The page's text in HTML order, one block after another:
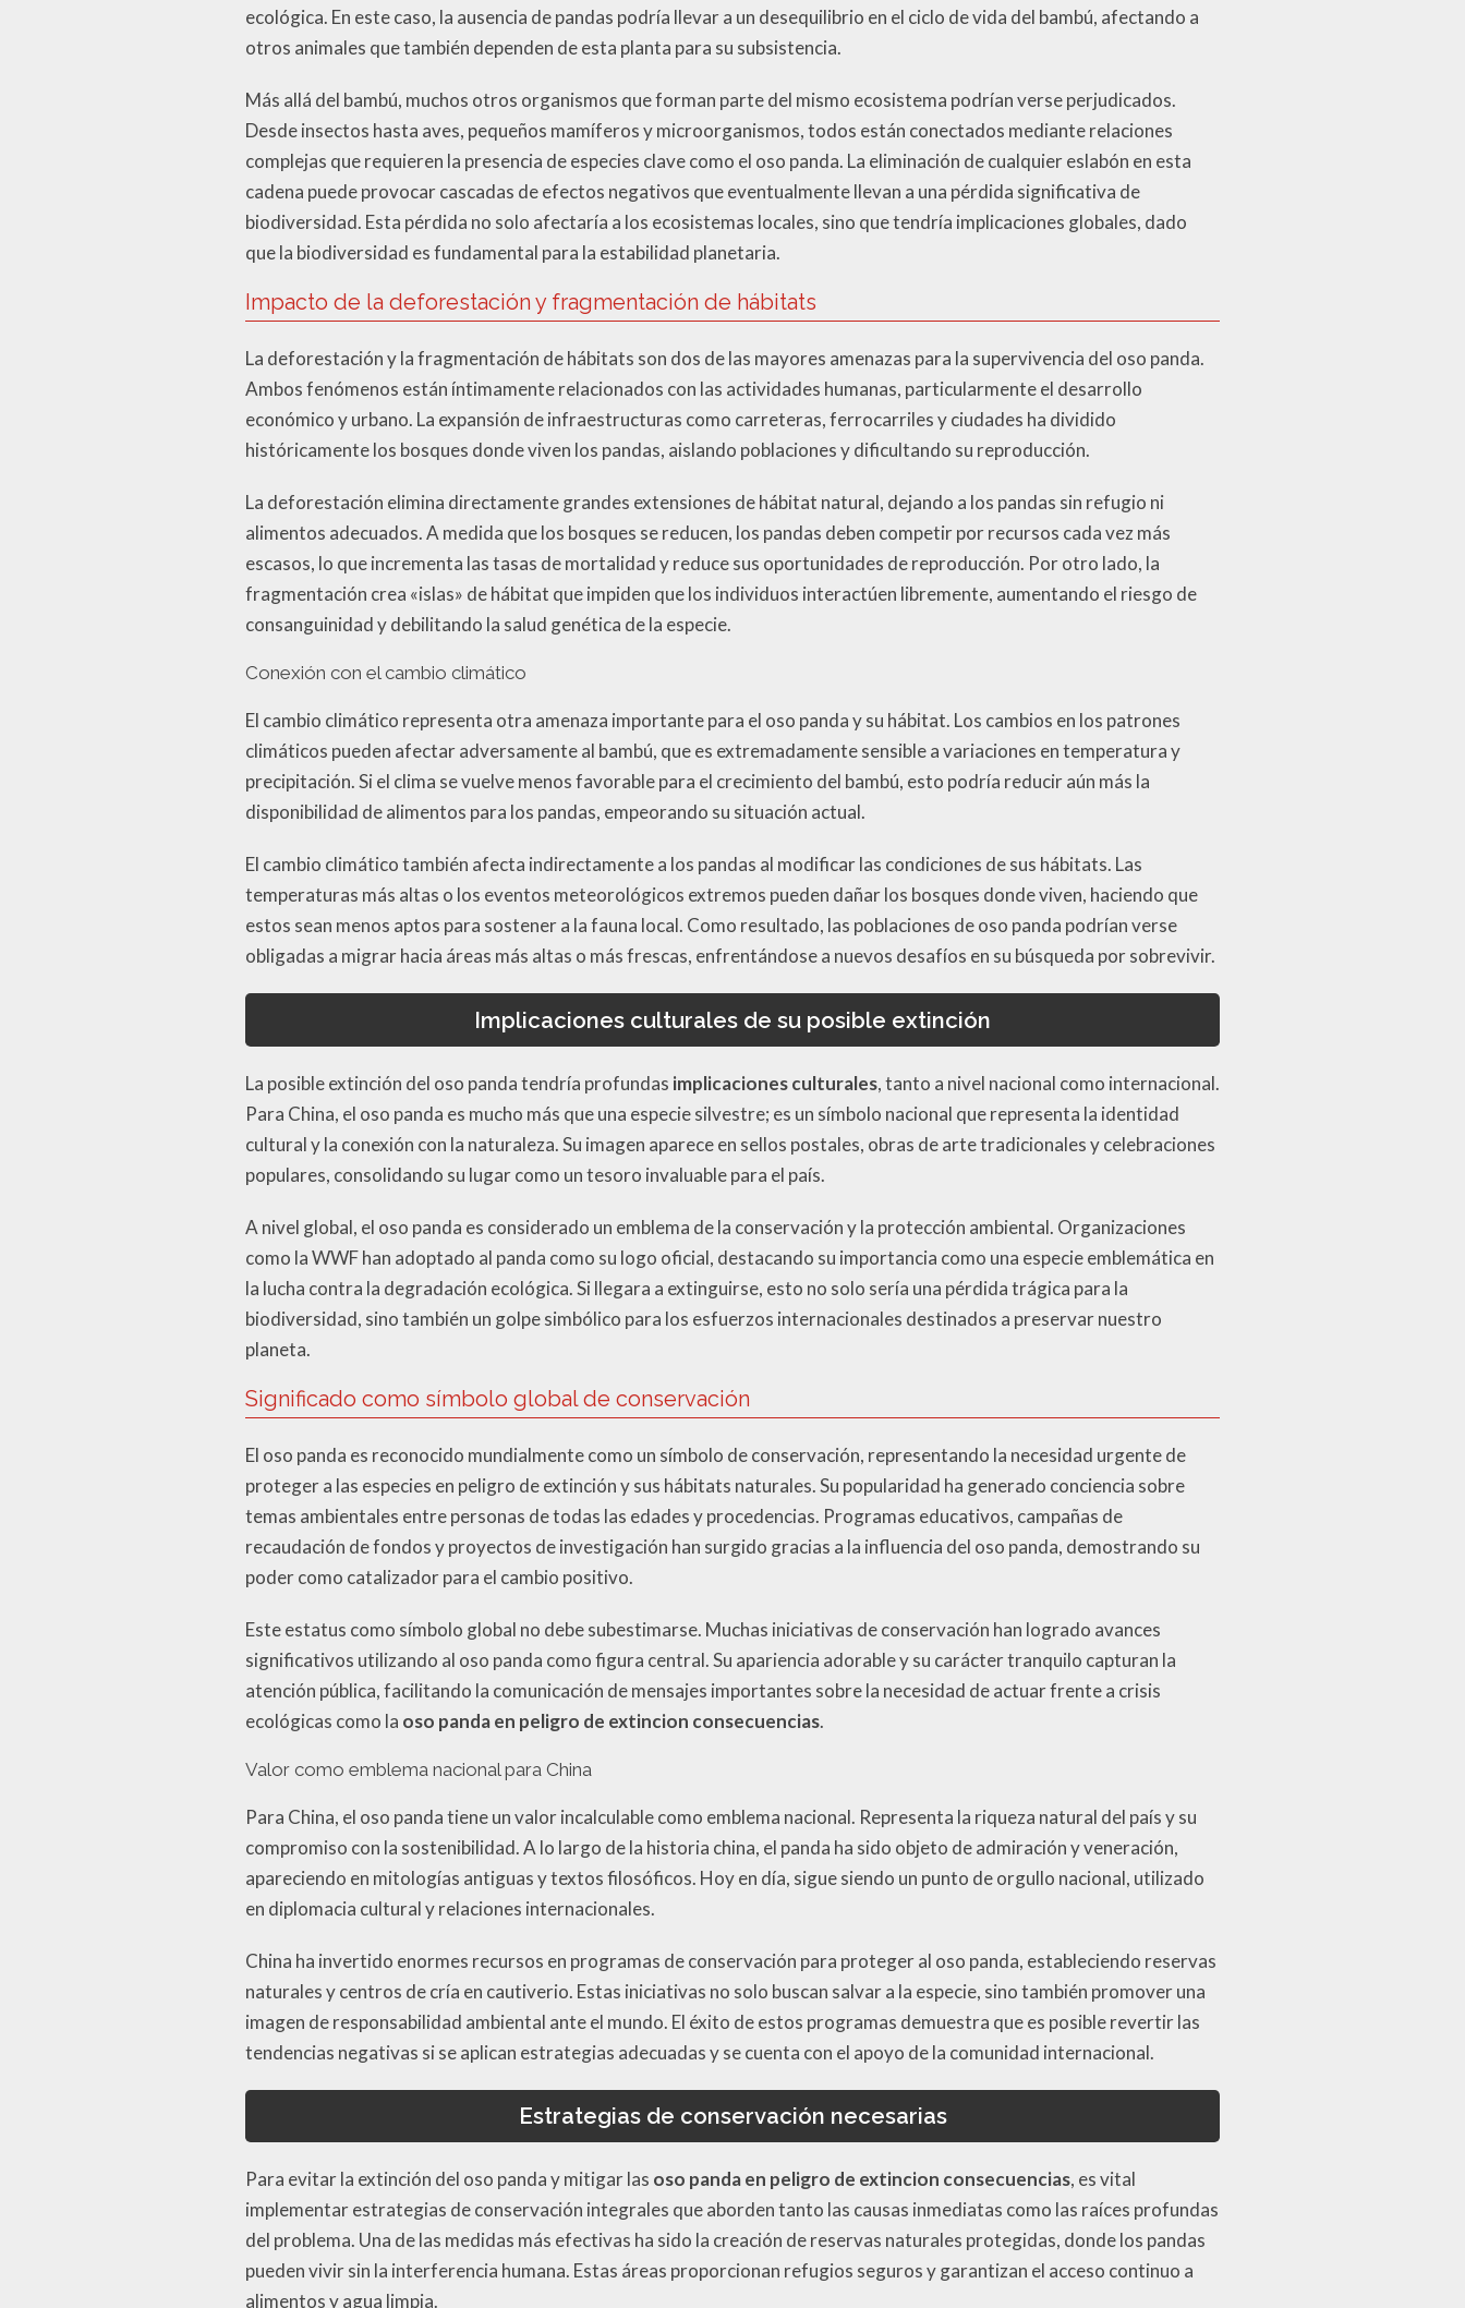
ecológica. En este caso, la ausencia de pandas podría llevar a un desequilibrio en el ciclo de vida del bambú, afectando a
otros animales que también dependen de esta planta para su subsistencia.
Más allá del bambú, muchos otros organismos que forman parte del mismo ecosistema podrían verse perjudicados.
Desde insectos hasta aves, pequeños mamíferos y microorganismos, todos están conectados mediante relaciones
complejas que requieren la presencia de especies clave como el oso panda. La eliminación de cualquier eslabón en esta
cadena puede provocar cascadas de efectos negativos que eventualmente llevan a una pérdida significativa de
biodiversidad. Esta pérdida no solo afectaría a los ecosistemas locales, sino que tendría implicaciones globales, dado
que la biodiversidad es fundamental para la estabilidad planetaria.
Impacto de la deforestación y fragmentación de hábitats
La deforestación y la fragmentación de hábitats son dos de las mayores amenazas para la supervivencia del oso panda.
Ambos fenómenos están íntimamente relacionados con las actividades humanas, particularmente el desarrollo
económico y urbano. La expansión de infraestructuras como carreteras, ferrocarriles y ciudades ha dividido
históricamente los bosques donde viven los pandas, aislando poblaciones y dificultando su reproducción.
La deforestación elimina directamente grandes extensiones de hábitat natural, dejando a los pandas sin refugio ni
alimentos adecuados. A medida que los bosques se reducen, los pandas deben competir por recursos cada vez más
escasos, lo que incrementa las tasas de mortalidad y reduce sus oportunidades de reproducción. Por otro lado, la
fragmentación crea «islas» de hábitat que impiden que los individuos interactúen libremente, aumentando el riesgo de
consanguinidad y debilitando la salud genética de la especie.
Conexión con el cambio climático
El cambio climático representa otra amenaza importante para el oso panda y su hábitat. Los cambios en los patrones
climáticos pueden afectar adversamente al bambú, que es extremadamente sensible a variaciones en temperatura y
precipitación. Si el clima se vuelve menos favorable para el crecimiento del bambú, esto podría reducir aún más la
disponibilidad de alimentos para los pandas, empeorando su situación actual.
El cambio climático también afecta indirectamente a los pandas al modificar las condiciones de sus hábitats. Las
temperaturas más altas o los eventos meteorológicos extremos pueden dañar los bosques donde viven, haciendo que
estos sean menos aptos para sostener a la fauna local. Como resultado, las poblaciones de oso panda podrían verse
obligadas a migrar hacia áreas más altas o más frescas, enfrentándose a nuevos desafíos en su búsqueda por sobrevivir.
Implicaciones culturales de su posible extinción
La posible extinción del oso panda tendría profundas implicaciones culturales, tanto a nivel nacional como internacional.
Para China, el oso panda es mucho más que una especie silvestre; es un símbolo nacional que representa la identidad
cultural y la conexión con la naturaleza. Su imagen aparece en sellos postales, obras de arte tradicionales y celebraciones
populares, consolidando su lugar como un tesoro invaluable para el país.
A nivel global, el oso panda es considerado un emblema de la conservación y la protección ambiental. Organizaciones
como la WWF han adoptado al panda como su logo oficial, destacando su importancia como una especie emblemática en
la lucha contra la degradación ecológica. Si llegara a extinguirse, esto no solo sería una pérdida trágica para la
biodiversidad, sino también un golpe simbólico para los esfuerzos internacionales destinados a preservar nuestro
planeta.
Significado como símbolo global de conservación
El oso panda es reconocido mundialmente como un símbolo de conservación, representando la necesidad urgente de
proteger a las especies en peligro de extinción y sus hábitats naturales. Su popularidad ha generado conciencia sobre
temas ambientales entre personas de todas las edades y procedencias. Programas educativos, campañas de
recaudación de fondos y proyectos de investigación han surgido gracias a la influencia del oso panda, demostrando su
poder como catalizador para el cambio positivo.
Este estatus como símbolo global no debe subestimarse. Muchas iniciativas de conservación han logrado avances
significativos utilizando al oso panda como figura central. Su apariencia adorable y su carácter tranquilo capturan la
atención pública, facilitando la comunicación de mensajes importantes sobre la necesidad de actuar frente a crisis
ecológicas como la oso panda en peligro de extincion consecuencias.
Valor como emblema nacional para China
Para China, el oso panda tiene un valor incalculable como emblema nacional. Representa la riqueza natural del país y su
compromiso con la sostenibilidad. A lo largo de la historia china, el panda ha sido objeto de admiración y veneración,
apareciendo en mitologías antiguas y textos filosóficos. Hoy en día, sigue siendo un punto de orgullo nacional, utilizado
en diplomacia cultural y relaciones internacionales.
China ha invertido enormes recursos en programas de conservación para proteger al oso panda, estableciendo reservas
naturales y centros de cría en cautiverio. Estas iniciativas no solo buscan salvar a la especie, sino también promover una
imagen de responsabilidad ambiental ante el mundo. El éxito de estos programas demuestra que es posible revertir las
tendencias negativas si se aplican estrategias adecuadas y se cuenta con el apoyo de la comunidad internacional.
Estrategias de conservación necesarias
Para evitar la extinción del oso panda y mitigar las oso panda en peligro de extincion consecuencias, es vital
implementar estrategias de conservación integrales que aborden tanto las causas inmediatas como las raíces profundas
del problema. Una de las medidas más efectivas ha sido la creación de reservas naturales protegidas, donde los pandas
pueden vivir sin la interferencia humana. Estas áreas proporcionan refugios seguros y garantizan el acceso continuo a
alimentos y agua limpia.